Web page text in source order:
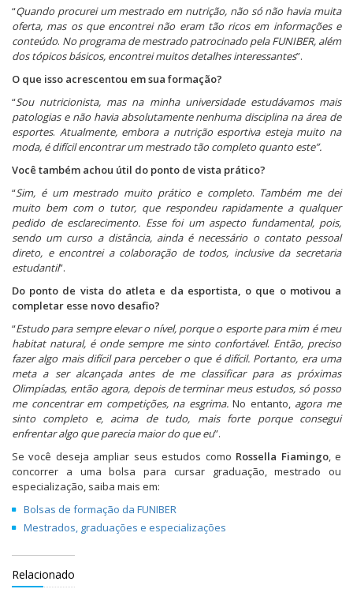
o
k
(
a
b
r
e
n
o
v
a
a
e
a
)
r
(
a
b
r
e
m
o
v
a
j
n
l
)
p
p
(
a
b
r
e
n
o
v
a
a
e
)
“Quando procurei um mestrado em nutrição, não só não havia muita
oferta, mas os que encontrei não eram tão ricos em informações e
conteúdo. No programa de mestrado patrocinado pela FUNIBER, além
dos tópicos básicos, encontrei muitos detalhes interessantes”.
O que isso acrescentou em sua formação?
“Sou nutricionista, mas na minha universidade estudávamos mais
patologias e não havia absolutamente nenhuma disciplina na área de
esportes. Atualmente, embora a nutrição esportiva esteja muito na
moda, é difícil encontrar um mestrado tão completo quanto este”.
Você também achou útil do ponto de vista prático?
“Sim, é um mestrado muito prático e completo. Também me dei
muito bem com o tutor, que respondeu rapidamente a qualquer
pedido de esclarecimento. Esse foi um aspecto fundamental, pois,
sendo um curso a distância, ainda é necessário o contato pessoal
direto, e encontrei a colaboração de todos, inclusive da secretaria
estudantil”.
Do ponto de vista do atleta e da esportista, o que o motivou a
completar esse novo desafio?
“Estudo para sempre elevar o nível, porque o esporte para mim é meu
habitat natural, é onde sempre me sinto confortável. Então, preciso
fazer algo mais difícil para perceber o que é difícil. Portanto, era uma
meta a ser alcançada antes de me classificar para as próximas
Olimpíadas, então agora, depois de terminar meus estudos, só posso
me concentrar em competições, na esgrima.No entanto, agora me
sinto completo e, acima de tudo, mais forte porque consegui
enfrentar algo que parecia maior do que eu”.
Se você deseja ampliar seus estudos como Rossella Fiamingo, e
concorrer a uma bolsa para cursar graduação, mestrado ou
especialização, saiba mais em:
Bolsas de formação da FUNIBER
Mestrados, graduações e especializações
Relacionado